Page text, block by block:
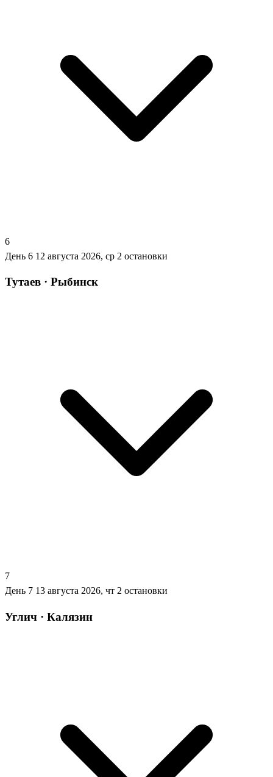
6
День 6 12 августа 2026, ср 2 остановки
Тутаев · Рыбинск
7
День 7 13 августа 2026, чт 2 остановки
Углич · Калязин